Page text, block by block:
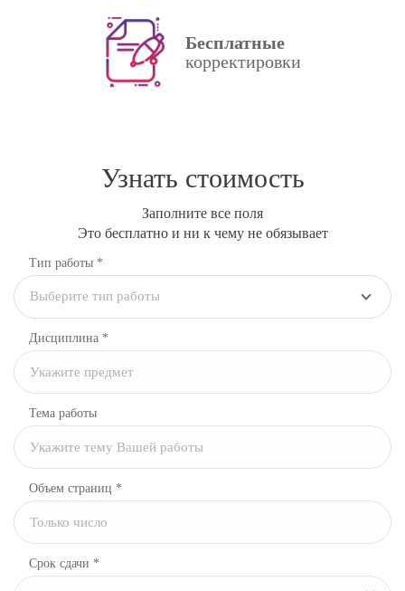
Бесплатные
корректировки
Узнать стоимость
Заполните все поля
Это бесплатно и ни к чему не обязывает
Тип работы *
Выберите тип работы
Дисциплина *
Тема работы
Объем страниц *
Срок сдачи *